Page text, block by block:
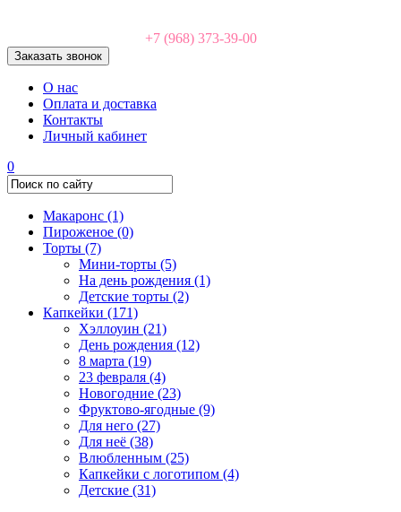
+7 (968) 373-39-00
Заказать звонок
О нас
Оплата и доставка
Контакты
Личный кабинет
0
Макаронс (1)
Пироженое (0)
Торты (7)
Мини-торты (5)
На день рождения (1)
Детские торты (2)
Капкейки (171)
Хэллоуин (21)
День рождения (12)
8 марта (19)
23 февраля (4)
Новогодние (23)
Фруктово-ягодные (9)
Для него (27)
Для неё (38)
Влюбленным (25)
Капкейки с логотипом (4)
Детские (31)